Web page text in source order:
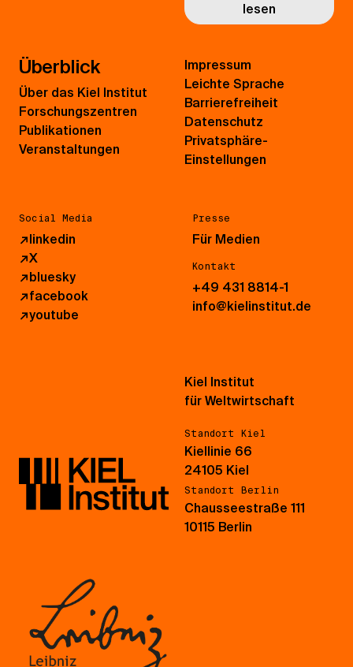
lesen
Überblick
Über das Kiel Institut
Forschungszentren
Publikationen
Veranstaltungen
Social Media
↗linkedin
↗X
↗bluesky
↗facebook
↗youtube
Presse
Für Medien
Kontakt
+49 431 8814-1
info@kielinstitut.de
Impressum
Leichte Sprache
Barrierefreiheit
Datenschutz
Privatsphäre-
Einstellungen
Kiel Institut
für Weltwirtschaft
Standort Kiel
Kiellinie 66
24105 Kiel
Standort Berlin
Chausseestraße 111
10115 Berlin